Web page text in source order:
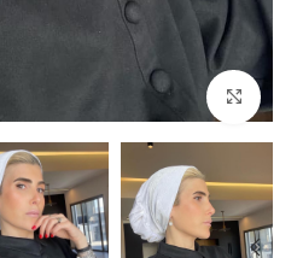
Click to enlarge